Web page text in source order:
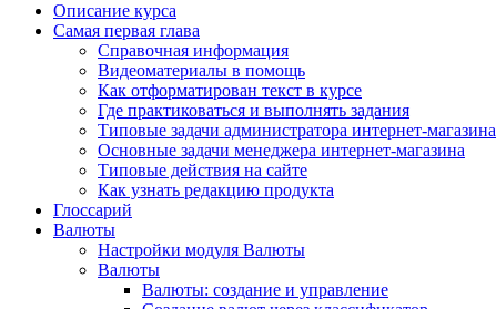
Описание курса
Самая первая глава
Справочная информация
Видеоматериалы в помощь
Как отформатирован текст в курсе
Где практиковаться и выполнять задания
Типовые задачи администратора интернет-магазина
Основные задачи менеджера интернет-магазина
Типовые действия на сайте
Как узнать редакцию продукта
Глоссарий
Валюты
Настройки модуля Валюты
Валюты
Валюты: создание и управление